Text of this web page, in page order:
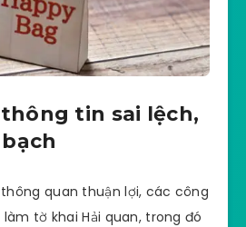
tin sai lệch,
quan thuận lợi, các công
tờ khai Hải quan, trong đó